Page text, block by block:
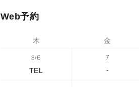
Web予約
木 金
8/6
TEL
7
-